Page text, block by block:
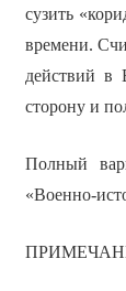
сузить
времени.
действий в
сторону и
Полный
«Военно-